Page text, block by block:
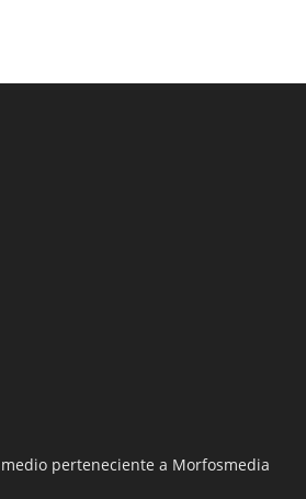
perteneciente a Morfosmedia